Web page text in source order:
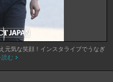
元気な笑顔！インスタライブでうなぎ
読む